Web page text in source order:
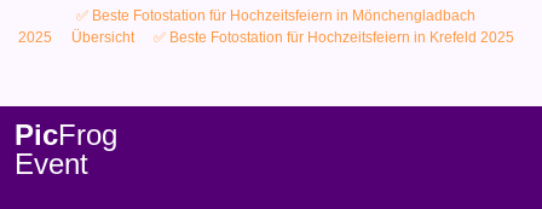
✅ Beste Fotostation für Hochzeitsfeiern in Mönchengladbach
2025
Übersicht ✅ Beste Fotostation für Hochzeitsfeiern in Krefeld 2025
PicFrog
Event